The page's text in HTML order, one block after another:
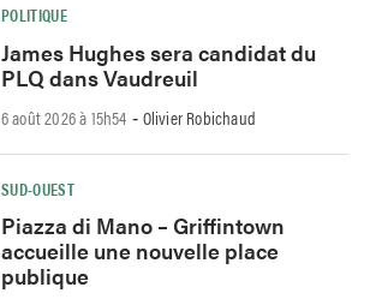
POLITIQUE
James Hughes sera candidat du
PLQ dans Vaudreuil
6 août 2026 à 15h54 - Olivier Robichaud
SUD-OUEST
Piazza di Mano – Griffintown
accueille une nouvelle place
publique